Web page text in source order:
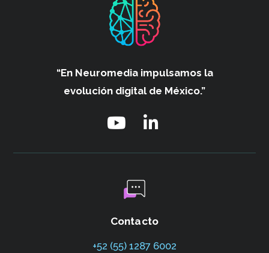
“En Neuromedia impulsamos la
evolución digital de México.”
Contacto
+52 (55) 1287 6002‬